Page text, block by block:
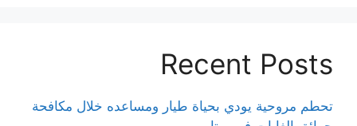
Recent Posts
تحطم مروحية يودي بحياة طيار ومساعده خلال مكافحة